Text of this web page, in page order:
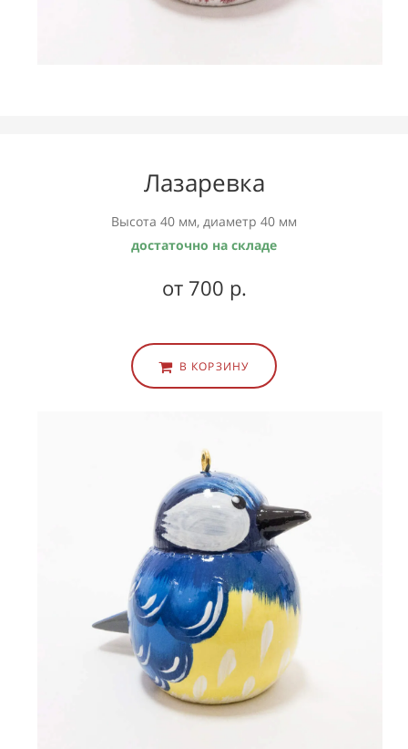
Лазаревка
Высота 40 мм, диаметр 40 мм
достаточно на складе
от 700 р.
В КОРЗИНУ